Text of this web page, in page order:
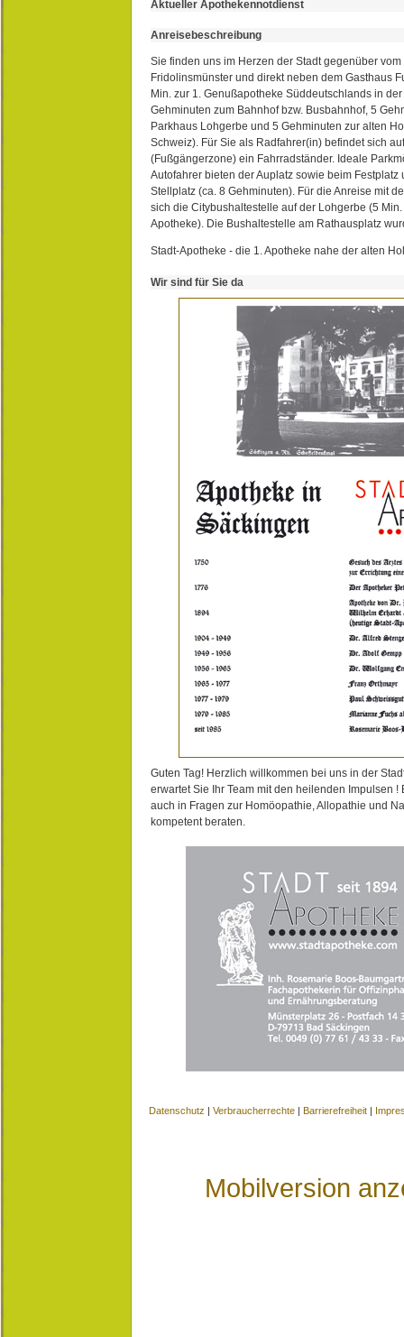
Aktueller Apothekennotdienst
Anreisebeschreibung
Sie finden uns im Herzen der Stadt gegenüber
Fridolinsmünster und direkt neben dem Gasthaus
Min. zur 1. Genußapotheke Süddeutschlands in
Gehminuten zum Bahnhof bzw. Busbahnhof, 5
Parkhaus Lohgerbe und 5 Gehminuten zur alten
Schweiz). Für Sie als Radfahrer(in) befindet sich
(Fußgängerzone) ein Fahrradständer. Ideale
Autofahrer bieten der Auplatz sowie beim Festplatz
Stellplatz (ca. 8 Gehminuten). Für die Anreise mit
sich die Citybushaltestelle auf der Lohgerbe (5
Apotheke). Die Bushaltestelle am Rathausplatz
Stadt-Apotheke - die 1. Apotheke nahe der alten
Wir sind für Sie da
Guten Tag! Herzlich willkommen bei uns in der
erwartet Sie Ihr Team mit den heilenden Impulsen !
auch in Fragen zur Homöopathie, Allopathie und
kompetent beraten.
Datenschutz | Verbraucherrechte | Barrierefreiheit |
Mobilversion